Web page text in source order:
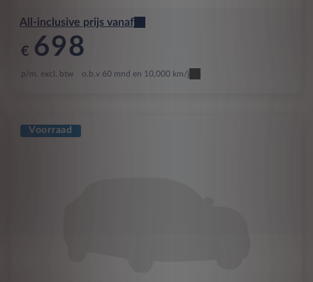
All-inclusive prijs vanaf
€ 698
p/m. excl. btw o.b.v 60 mnd en 10,000 km/j
Voorraad